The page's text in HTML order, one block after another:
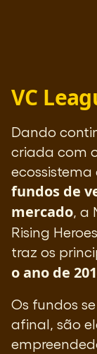
VC
Dando
criada com
ecossistema
fundos de
mercado, a
Rising
traz os
o ano de
Os fundos
afinal, são